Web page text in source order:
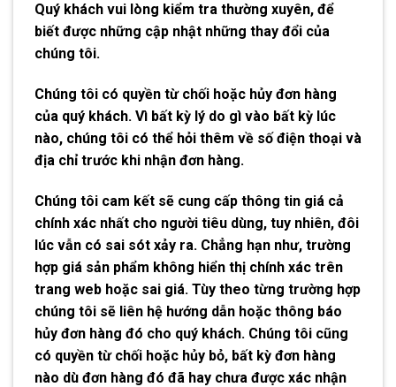
Quý khách vui lòng kiểm tra thường xuyên, để
biết được những cập nhật những thay đổi của
chúng tôi.
Chúng tôi có quyền từ chối hoặc hủy đơn hàng
của quý khách. Vì bất kỳ lý do gì vào bất kỳ lúc
nào, chúng tôi có thể hỏi thêm về số điện thoại và
địa chỉ trước khi nhận đơn hàng.
Chúng tôi cam kết sẽ cung cấp thông tin giá cả
chính xác nhất cho người tiêu dùng, tuy nhiên, đôi
lúc vẫn có sai sót xảy ra. Chẳng hạn như, trường
hợp giá sản phẩm không hiển thị chính xác trên
trang web hoặc sai giá. Tùy theo từng trường hợp
chúng tôi sẽ liên hệ hướng dẫn hoặc thông báo
hủy đơn hàng đó cho quý khách. Chúng tôi cũng
có quyền từ chối hoặc hủy bỏ, bất kỳ đơn hàng
nào dù đơn hàng đó đã hay chưa được xác nhận